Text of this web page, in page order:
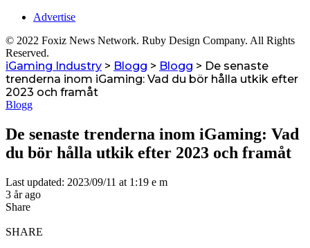
Advertise
© 2022 Foxiz News Network. Ruby Design Company. All Rights
Reserved.
iGaming Industry > Blogg > Blogg > De senaste
trenderna inom iGaming: Vad du bör hålla utkik efter
2023 och framåt
Blogg
De senaste trenderna inom iGaming: Vad
du bör hålla utkik efter 2023 och framåt
Last updated: 2023/09/11 at 1:19 e m
3 år ago
Share
SHARE